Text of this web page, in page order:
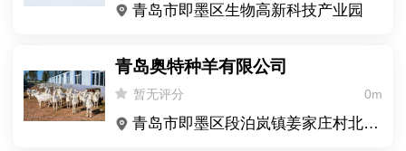
青岛市即墨区生物高新科技产业园
青岛奥特种羊有限公司
暂无评分 0m
青岛市即墨区段泊岚镇姜家庄村北 2000 米